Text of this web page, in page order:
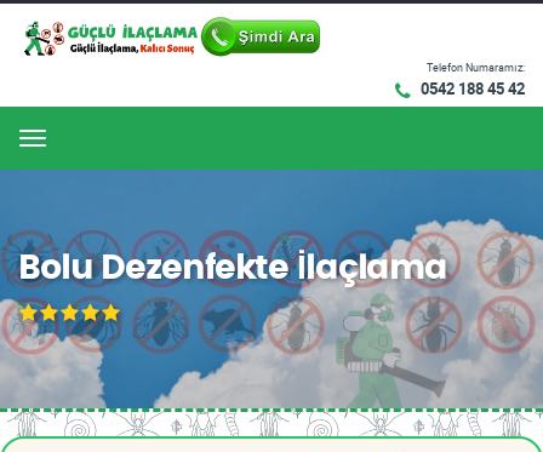
Telefon Numaramız:
0542 188 45 42
Menu
Bolu Dezenfekte İlaçlama